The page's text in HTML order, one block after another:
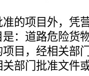
的项目外，凭
：道路危险货
目，经相关部
部门批准文件